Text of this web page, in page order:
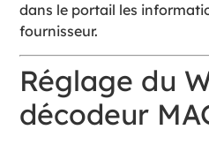
dans le portail les
fournisseur.
Réglage du
décodeur